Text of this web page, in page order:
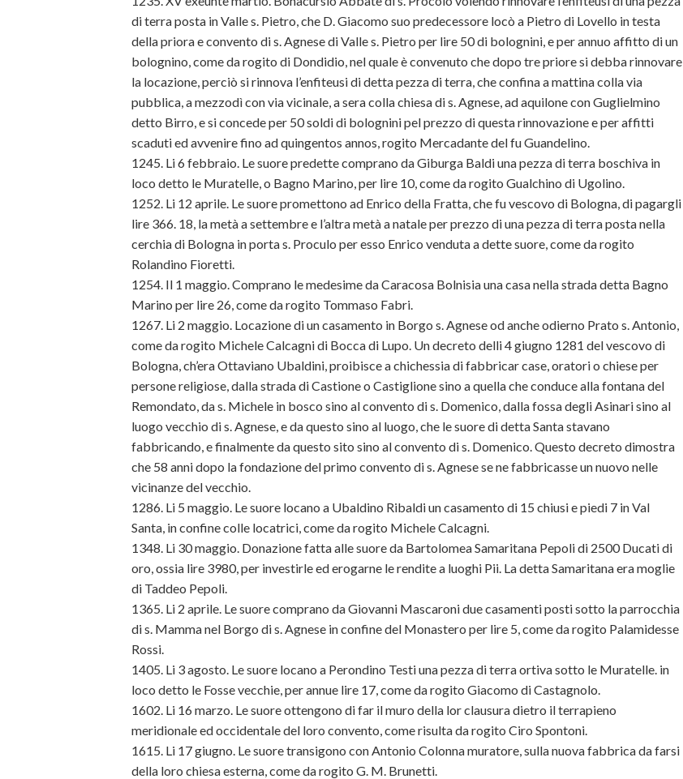
di terra posta in Valle s. Pietro, che D. Giacomo suo predecessore locò a Pietro di Lovello in testa
della priora e convento di s. Agnese di Valle s. Pietro per lire 50 di bolognini, e per annuo affitto di un
bolognino, come da rogito di Dondidio, nel quale è convenuto che dopo tre priore si debba rinnovare
la locazione, perciò si rinnova l’enfiteusi di detta pezza di terra, che confina a mattina colla via
pubblica, a mezzodì con via vicinale, a sera colla chiesa di s. Agnese, ad aquilone con Guglielmino
detto Birro, e si concede per 50 soldi di bolognini pel prezzo di questa rinnovazione e per affitti
scaduti ed avvenire fino ad quingentos annos, rogito Mercadante del fu Guandelino.
1245. Li 6 febbraio. Le suore predette comprano da Giburga Baldi una pezza di terra boschiva in
loco detto le Muratelle, o Bagno Marino, per lire 10, come da rogito Gualchino di Ugolino.
1252. Li 12 aprile. Le suore promettono ad Enrico della Fratta, che fu vescovo di Bologna, di pagargli
lire 366. 18, la metà a settembre e l’altra metà a natale per prezzo di una pezza di terra posta nella
cerchia di Bologna in porta s. Proculo per esso Enrico venduta a dette suore, come da rogito
Rolandino Fioretti.
1254. Il 1 maggio. Comprano le medesime da Caracosa Bolnisia una casa nella strada detta Bagno
Marino per lire 26, come da rogito Tommaso Fabri.
1267. Li 2 maggio. Locazione di un casamento in Borgo s. Agnese od anche odierno Prato s. Antonio,
come da rogito Michele Calcagni di Bocca di Lupo. Un decreto delli 4 giugno 1281 del vescovo di
Bologna, ch’era Ottaviano Ubaldini, proibisce a chichessia di fabbricar case, oratori o chiese per
persone religiose, dalla strada di Castione o Castiglione sino a quella che conduce alla fontana del
Remondato, da s. Michele in bosco sino al convento di s. Domenico, dalla fossa degli Asinari sino al
luogo vecchio di s. Agnese, e da questo sino al luogo, che le suore di detta Santa stavano
fabbricando, e finalmente da questo sito sino al convento di s. Domenico. Questo decreto dimostra
che 58 anni dopo la fondazione del primo convento di s. Agnese se ne fabbricasse un nuovo nelle
vicinanze del vecchio.
1286. Li 5 maggio. Le suore locano a Ubaldino Ribaldi un casamento di 15 chiusi e piedi 7 in Val
Santa, in confine colle locatrici, come da rogito Michele Calcagni.
1348. Li 30 maggio. Donazione fatta alle suore da Bartolomea Samaritana Pepoli di 2500 Ducati di
oro, ossia lire 3980, per investirle ed erogarne le rendite a luoghi Pii. La detta Samaritana era moglie
di Taddeo Pepoli.
1365. Li 2 aprile. Le suore comprano da Giovanni Mascaroni due casamenti posti sotto la parrocchia
di s. Mamma nel Borgo di s. Agnese in confine del Monastero per lire 5, come da rogito Palamidesse
Rossi.
1405. Li 3 agosto. Le suore locano a Perondino Testi una pezza di terra ortiva sotto le Muratelle. in
loco detto le Fosse vecchie, per annue lire 17, come da rogito Giacomo di Castagnolo.
1602. Li 16 marzo. Le suore ottengono di far il muro della lor clausura dietro il terrapieno
meridionale ed occidentale del loro convento, come risulta da rogito Ciro Spontoni.
1615. Li 17 giugno. Le suore transigono con Antonio Colonna muratore, sulla nuova fabbrica da farsi
della loro chiesa esterna, come da rogito G. M. Brunetti.